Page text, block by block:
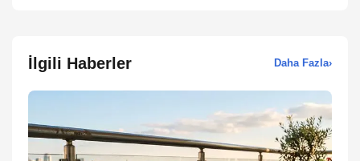
İlgili Haberler Daha Fazla›